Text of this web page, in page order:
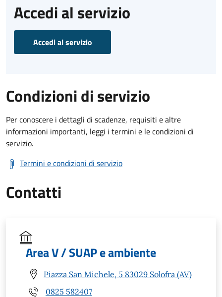
Accedi al servizio
Accedi al servizio
Condizioni di servizio
Per conoscere i dettagli di scadenze, requisiti e altre
informazioni importanti, leggi i termini e le condizioni di
servizio.
Termini e condizioni di servizio
Contatti
Area V / SUAP e ambiente
Piazza San Michele, 5 83029 Solofra (AV)
0825 582407